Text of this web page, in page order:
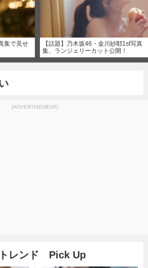
集で見せ
【話題】乃木坂46・金川紗耶1st写真
集、ランジェリーカット公開！
[ADVERTISEMENT]
レンド Pick Up